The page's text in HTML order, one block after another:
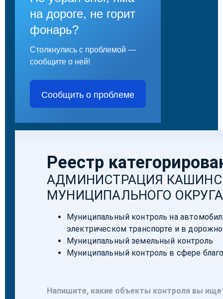
на дороге, не горит
фонарь?
Столкнулись с проблемой —
сообщите о ней!
Сообщить о проблеме